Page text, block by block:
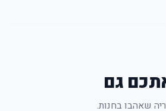
גם
שאהבו בחנות.